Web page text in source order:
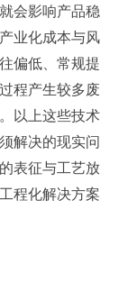
会影响产品稳
业化成本与风
偏低、常规提
程产生较多废
以上这些技术
解决的现实问
表征与工艺放
程化解决方案